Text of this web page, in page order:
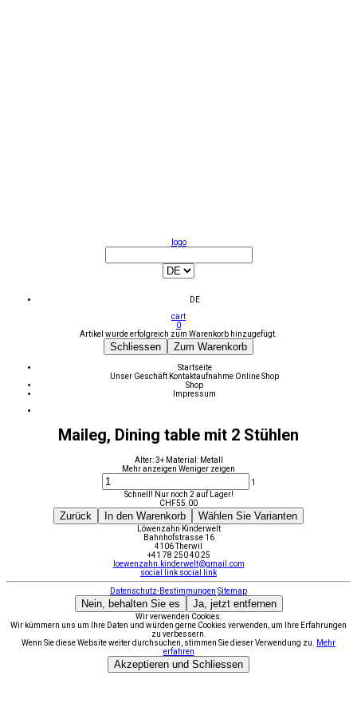
logo
DE
cart
0
Artikel wurde erfolgreich zum Warenkorb hinzugefügt.
Schliessen Zum Warenkorb
Startseite
Unser Geschäft Kontaktaufnahme Online Shop
Shop
Impressum
Maileg, Dining table mit 2 Stühlen
Alter: 3+ Material: Metall
Mehr anzeigen Weniger zeigen
1
Schnell! Nur noch 2 auf Lager!
CHF55.00
Zurück In den Warenkorb Wählen Sie Varianten
Löwenzahn Kinderwelt
Bahnhofstrasse 16
4106 Therwil
+41 78 250 40 25
loewenzahn.kinderwelt@gmail.com
social link social link
Datenschutz-Bestimmungen Sitemap
Nein, behalten Sie es Ja, jetzt entfernen
Wir verwenden Cookies.
Wir kümmern uns um Ihre Daten und würden gerne Cookies verwenden, um Ihre Erfahrungen
zu verbessern.
Wenn Sie diese Website weiter durchsuchen, stimmen Sie dieser Verwendung zu.
Mehr
erfahren
Akzeptieren und Schliessen